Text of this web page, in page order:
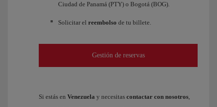
Ciudad de Panamá (PTY) o Bogotá (BOG).
Solicitar el reembolso de tu billete.
Gestión de reservas
Si estás en Venezuela y necesitas contactar con nosotros,